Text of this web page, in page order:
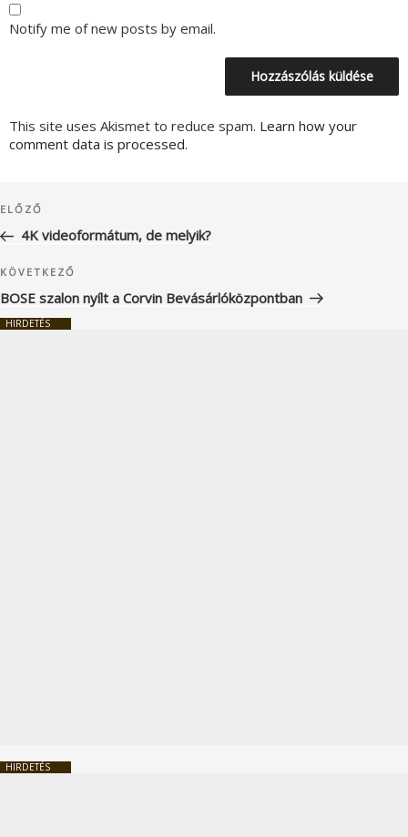
Notify me of new posts by email.
This site uses Akismet to reduce spam. Learn how your
comment data is processed.
navigáció
Korábbi
bejegyzés
ELŐZŐ
4K videoformátum, de melyik?
Következő
bejegyzés
KÖVETKEZŐ
BOSE szalon nyílt a Corvin Bevásárlóközpontban
HIRDETÉS
HIRDETÉS